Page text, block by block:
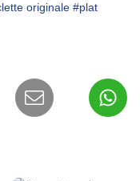
originale #plat